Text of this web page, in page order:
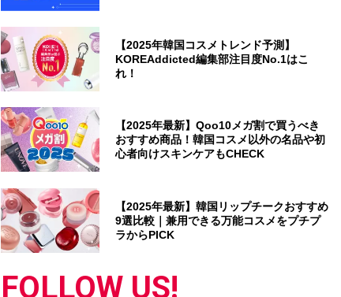
【2025年韓国コスメトレンド予測】
KOREAddicted編集部注目度No.1はこ
れ！
【2025年最新】Qoo10メガ割で買うべき
おすすめ商品！韓国コスメ以外の名品や初
心者向けスキンケアもCHECK
【2025年最新】韓国リップチークおすすめ
9選比較｜兼用できる万能コスメをプチプ
ラからPICK
FOLLOW US!